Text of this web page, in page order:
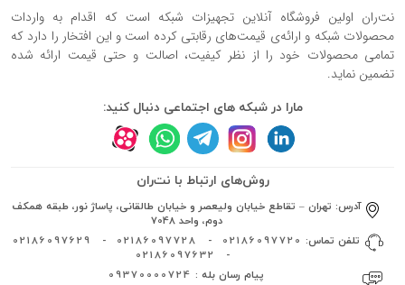
نت‌ران اولین فروشگاه آنلاین تجهیزات شبکه است که اقدام به واردات
محصولات شبکه و ارائه‌ی قیمت‌های رقابتی کرده است و این افتخار را دارد که
تمامی محصولات خود را از نظر کیفیت، اصالت و حتی قیمت ارائه شده
تضمین نماید.
مارا در شبکه های اجتماعی دنبال کنید:
روش‌های ارتباط با نت‌ران
آدرس: تهران – تقاطع خیابان ولیعصر و خیابان طالقانی، پاساژ نور، طبقه همکف
دوم، واحد 7048
تلفن تماس: 02186097720
-
02186097728
-
02186097629
-
02186097632
پیام رسان بله : 09370000724